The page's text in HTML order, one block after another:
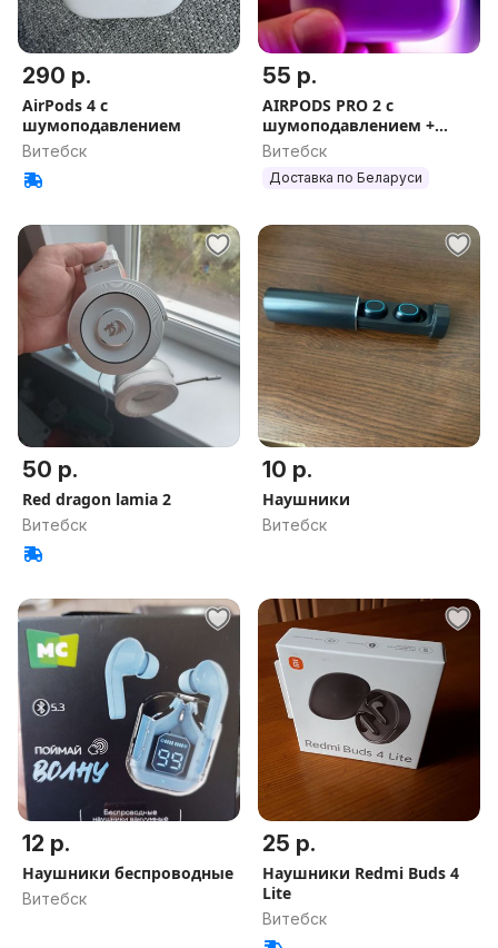
290 р.
AirPods 4 с
шумоподавлением
Витебск
55 р.
AIRPODS PRO 2 с
шумоподавлением +
чехол в подарок +
Витебск
Доставка по Беларуси
50 р.
Red dragon lamia 2
Витебск
10 р.
Наушники
Витебск
12 р.
Наушники беспроводные
Витебск
25 р.
Наушники Redmi Buds 4
Lite
Витебск